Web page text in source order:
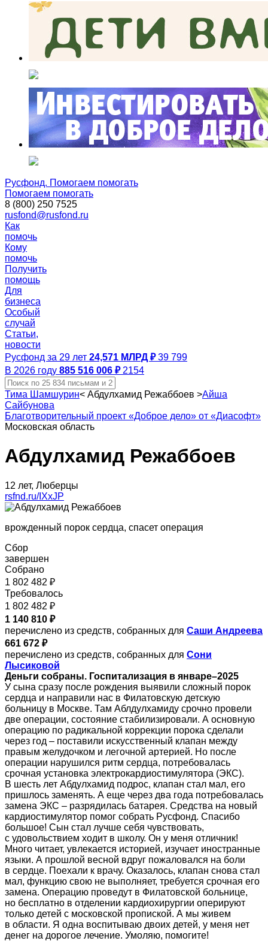
Русфонд. Помогаем помогать
Помогаем помогать
8 (800) 250 7525
rusfond@rusfond.ru
Как
помочь
Кому
помочь
Получить
помощь
Для
бизнеса
Особый
случай
Статьи,
новости
Русфонд за 29 лет 24,571 МЛРД ₽ 39 799
В 2026 году 885 516 006 ₽ 2154
Тима Шамшурин< Абдулхамид Режаббоев >Айша
Сайбунова
Благотворительный проект «Доброе дело» от «Диасофт»
Московская область
Абдулхамид Режаббоев
12 лет, Люберцы
rsfnd.ru/IXxJP
врожденный порок сердца, спасет операция
Сбор
завершен
Собрано
1 802 482 ₽
Требовалось
1 802 482 ₽
1 140 810 ₽
перечислено из средств, собранных для Саши Андреева
661 672 ₽
перечислено из средств, собранных для Сони
Лысиковой
Деньги собраны. Госпитализация в январе–2025
У сына сразу после рождения выявили сложный порок
сердца и направили нас в Филатовскую детскую
больницу в Москве. Там Аблдулхамиду срочно провели
две операции, состояние стабилизировали. А основную
операцию по радикальной коррекции порока сделали
через год – поставили искусственный клапан между
правым желудочком и легочной артерией. Но после
операции нарушился ритм сердца, потребовалась
срочная установка электрокардиостимулятора (ЭКС).
В шесть лет Абдулхамид подрос, клапан стал мал, его
пришлось заменять. А еще через два года потребовалась
замена ЭКС – разрядилась батарея. Средства на новый
кардиостимулятор помог собрать Русфонд. Спасибо
большое! Сын стал лучше себя чувствовать,
с удовольствием ходит в школу. Он у меня отличник!
Много читает, увлекается историей, изучает иностранные
языки. А прошлой весной вдруг пожаловался на боли
в сердце. Поехали к врачу. Оказалось, клапан снова стал
мал, функцию свою не выполняет, требуется срочная его
замена. Операцию проведут в Филатовской больнице,
но бесплатно в отделении кардиохирургии оперируют
только детей с московской пропиской. А мы живем
в области. Я одна воспитываю двоих детей, у меня нет
денег на дорогое лечение. Умоляю, помогите!